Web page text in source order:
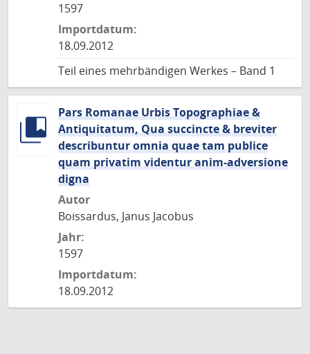
1597
Importdatum:
18.09.2012
Teil eines mehrbändigen Werkes – Band 1
Pars Romanae Urbis Topographiae &
Antiquitatum, Qua succincte & breviter
describuntur omnia quae tam publice
quam privatim videntur anim-adversione
digna
Autor
Boissardus, Janus Jacobus
Jahr:
1597
Importdatum:
18.09.2012